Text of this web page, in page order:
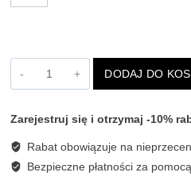
SZARE
SPODNIE
SOUVENIR
DODAJ DO
Zarejestruj się i otrzymaj -10%
Rabat obowiązuje na
Bezpieczne płatności za